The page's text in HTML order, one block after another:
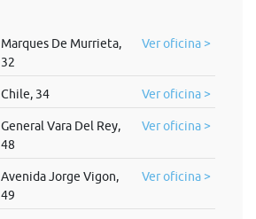
Marques De Murrieta,
32
Ver oficina >
Chile, 34 Ver oficina >
General Vara Del Rey,
48
Ver oficina >
Avenida Jorge Vigon,
49
Ver oficina >